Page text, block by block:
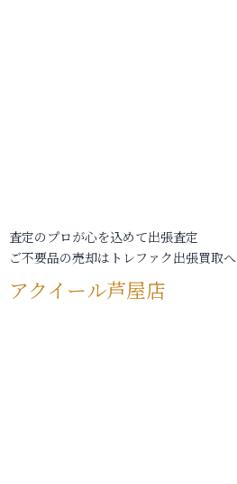
査定のプロが心を込めて出張査定
ご不要品の売却はトレファク出張買取へ
アクイール芦屋店